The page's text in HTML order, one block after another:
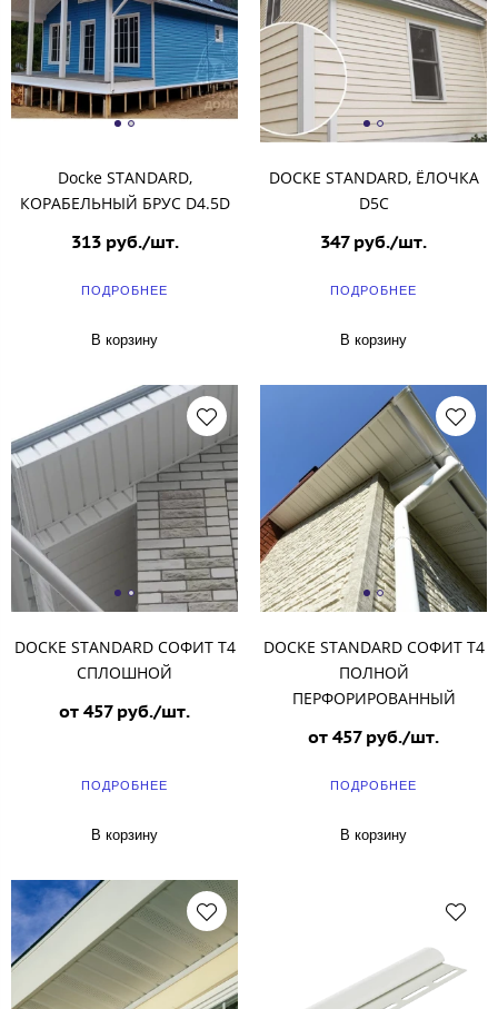
Docke STANDARD,
КОРАБЕЛЬНЫЙ БРУС D4.5D
313 руб./шт.
ПОДРОБНЕЕ
В корзину
DOCKE STANDARD, ЁЛОЧКА
D5C
347 руб./шт.
ПОДРОБНЕЕ
В корзину
DOCKE STANDARD СОФИТ T4
СПЛОШНОЙ
от 457 руб./шт.
ПОДРОБНЕЕ
В корзину
DOCKE STANDARD СОФИТ T4
ПОЛНОЙ
ПЕРФОРИРОВАННЫЙ
от 457 руб./шт.
ПОДРОБНЕЕ
В корзину